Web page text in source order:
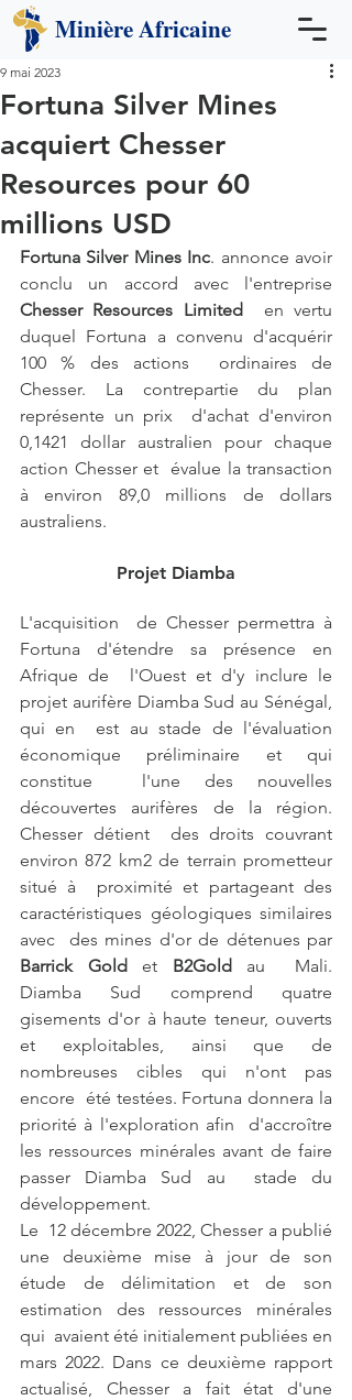
MinièreAfricaine
Fortuna Silver Mines
acquiert Chesser
Resources pour 60
millions USD
9 mai 2023
Fortuna Silver Mines Inc. annonce avoir
Chesser Resources Limited
  en vertu
duquel Fortuna a convenu d'acquérir
100 % des actions  ordinaires de
Chesser. La contrepartie du plan
représente un prix  d'achat d'environ
0,1421 dollar australien pour chaque
action Chesser et  évalue la transaction
à environ 89,0 millions de dollars
australiens.
Projet Diamba
L'acquisition  de Chesser permettra à
Fortuna d'étendre sa présence en
Afrique de  l'Ouest et d'y inclure le
projet aurifère Diamba Sud au Sénégal,
qui en  est au stade de l'évaluation
économique préliminaire et qui
constitue  l'une des nouvelles
découvertes aurifères de la région.
Chesser détient  des droits couvrant
environ 872 km2 de terrain prometteur
situé à  proximité et partageant des
caractéristiques géologiques similaires
Barrick Gold et B2Gold au  Mali.
Diamba Sud comprend quatre
gisements d'or à haute teneur, ouverts
et exploitables, ainsi que de
nombreuses cibles qui n'ont pas
encore  été testées. Fortuna donnera la
priorité à l'exploration afin  d'accroître
les ressources minérales avant de faire
passer Diamba Sud au  stade du
développement.
Le  12 décembre 2022, Chesser a publié
une deuxième mise à jour de son
étude de délimitation et de son
estimation des ressources minérales
qui  avaient été initialement publiées en
mars 2022. Dans ce deuxième rapport
actualisé, Chesser a fait état d'une